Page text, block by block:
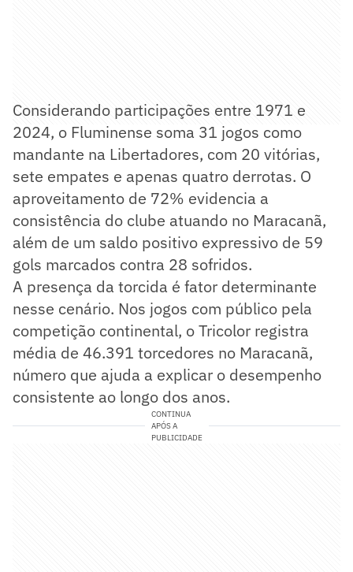
Considerando participações entre 1971 e
2024, o Fluminense soma 31 jogos como
mandante na Libertadores, com 20 vitórias,
sete empates e apenas quatro derrotas. O
aproveitamento de 72% evidencia a
consistência do clube atuando no Maracanã,
além de um saldo positivo expressivo de 59
gols marcados contra 28 sofridos.
A presença da torcida é fator determinante
nesse cenário. Nos jogos com público pela
competição continental, o Tricolor registra
média de 46.391 torcedores no Maracanã,
número que ajuda a explicar o desempenho
consistente ao longo dos anos.
CONTINUA
APÓS A
PUBLICIDADE